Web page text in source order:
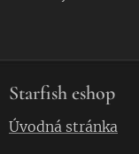
Starfish eshop
Úvodná stránka